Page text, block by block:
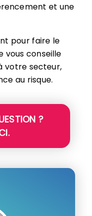
et une
pour faire le
vous conseille
votre secteur,
au risque.
?